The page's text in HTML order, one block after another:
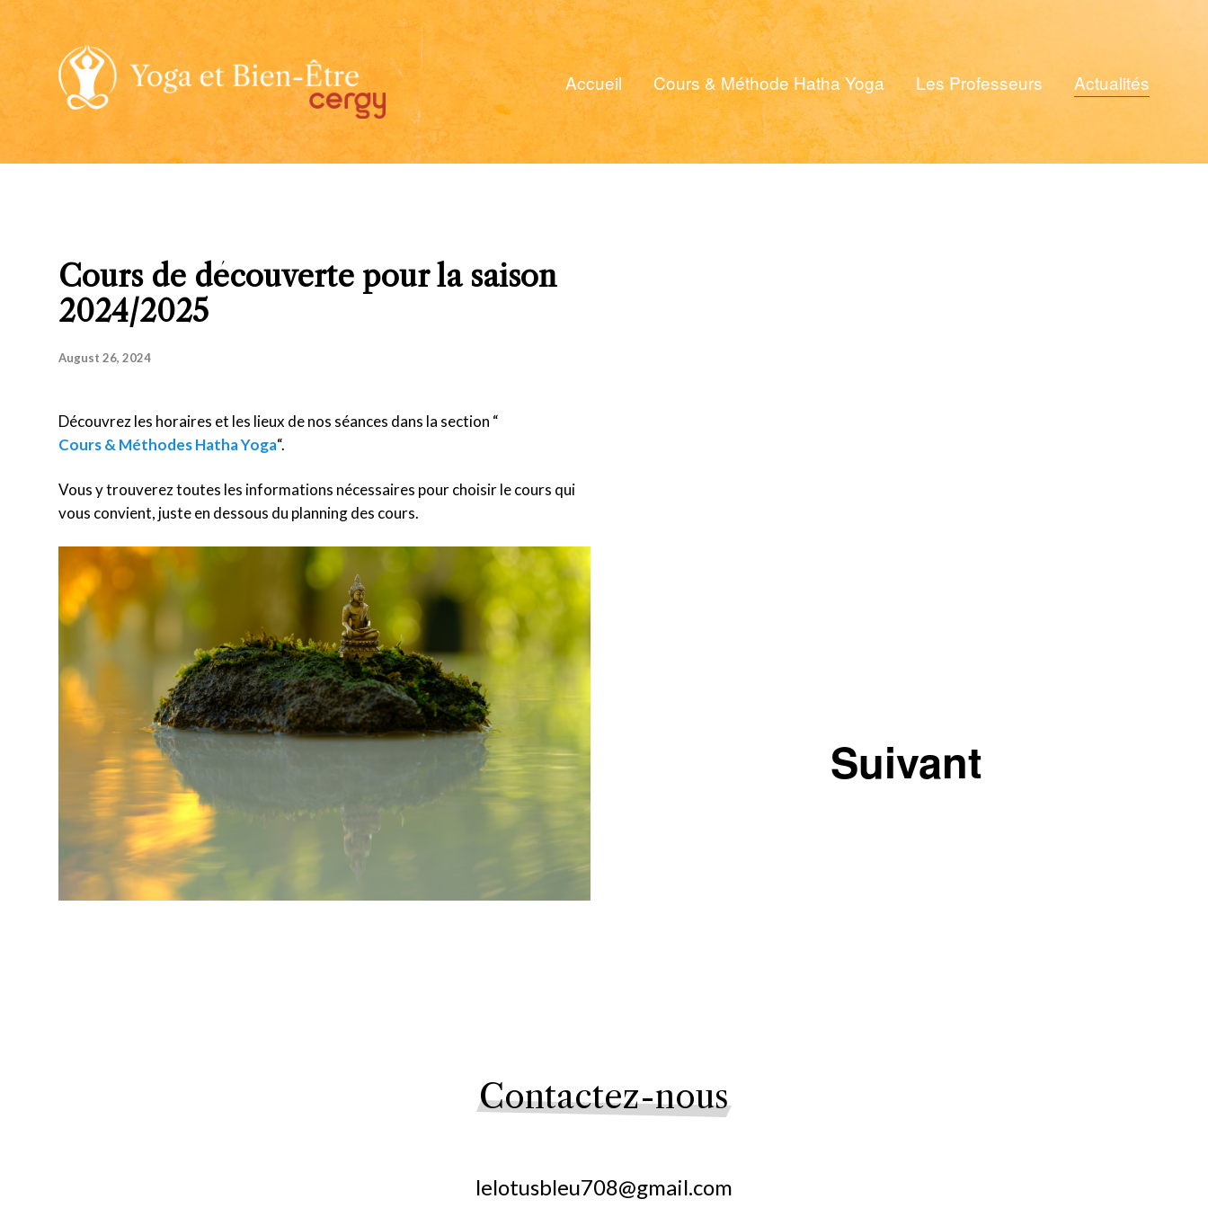
Accueil Cours & Méthode Hatha Yoga Les Professeurs Actualités
Cours de découverte pour la saison
2024/2025
August 26, 2024
Découvrez les horaires et les lieux de nos séances dans la section “
Cours & Méthodes Hatha Yoga“.
Vous y trouverez toutes les informations nécessaires pour choisir le cours qui
vous convient, juste en dessous du planning des cours.
Suivant
Contactez-nous
lelotusbleu708@gmail.com